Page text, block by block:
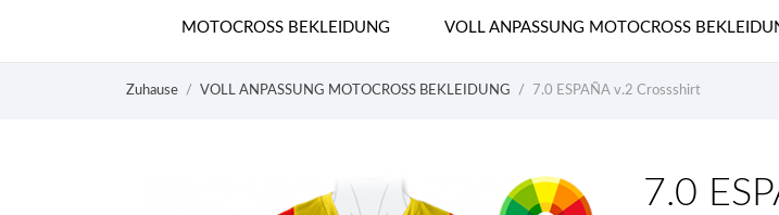
MOTOCROSS BEKLEIDUNG VOLL ANPASSUNG MOTOCROSS
Zuhause VOLL ANPASSUNG MOTOCROSS BEKLEIDUNG 7.0 ESPAÑA v.2 Crossshirt
7.0